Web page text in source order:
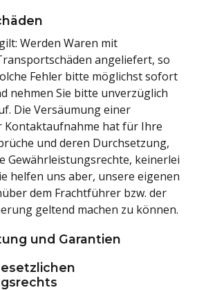
Werden Waren mit
angeliefert, so
Fehler bitte möglichst sofort
nehmen Sie bitte unverzüglich
Die Versäumung einer
Kontaktaufnahme hat für Ihre
und deren Durchsetzung,
Gewährleistungsrechte, keinerlei
helfen uns aber, unsere eigenen
dem Frachtführer bzw. der
geltend machen zu können.
und Garantien